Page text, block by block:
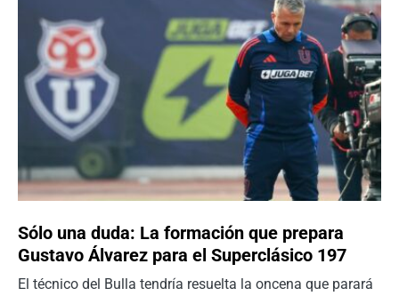
Sólo una duda: La formación que prepara
Gustavo Álvarez para el Superclásico 197
El técnico del Bulla tendría resuelta la oncena que parará